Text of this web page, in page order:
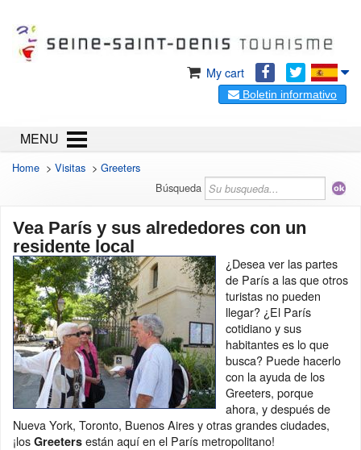
My cart
Boletin informativo
MENU
Home > Visitas > Greeters
Búsqueda
Vea París y sus alrededores con un
residente local
¿Desea ver las partes
de París a las que otros
turistas no pueden
llegar? ¿El París
cotidiano y sus
habitantes es lo que
busca? Puede hacerlo
con la ayuda de los
Greeters, porque
ahora, y después de
Nueva York, Toronto, Buenos Aires y otras grandes ciudades,
¡los Greeters están aquí en el París metropolitano!